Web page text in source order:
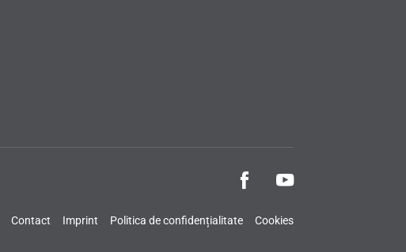
Contact Imprint Politica de confidențialitate Cookies